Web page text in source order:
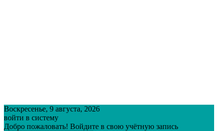
Воскресенье, 9 августа, 2026
войти в систему
Добро пожаловать! Войдите в свою учётную запись